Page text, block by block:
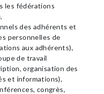
les fédérations
des adhérents et
personnelles de
aux adhérents),
de travail
organisation des
et informations),
congrès,